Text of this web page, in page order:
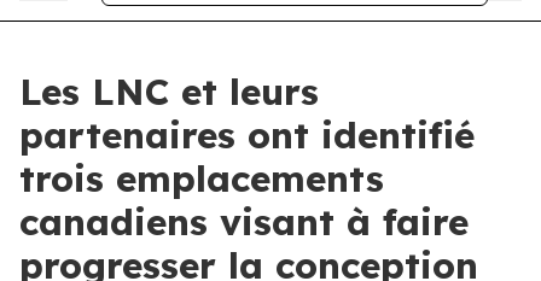
Les LNC et leurs
partenaires ont identifié
trois emplacements
canadiens visant à faire
progresser la conception